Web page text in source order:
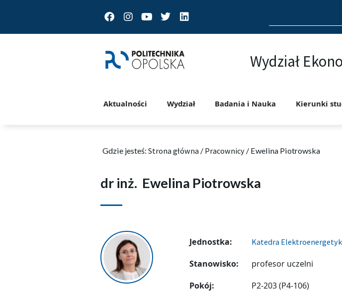
FacebookInstagram
Youtube
TwitterLinkedin
for:
Wydział
Aktualności Wydział Badania i Nauka Kierunki
Gdzie jesteś: Strona główna / Pracownicy/ Ewelina Piotrowska
dr inż. Ewelina Piotrowska
Jednostka: Katedra
Stanowisko:
profesor uczelni
Pokój:
P2-203 (P4-106)